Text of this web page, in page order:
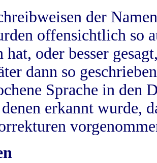
der
offensichtlich so
hat, oder besser
dann so
Sprache in
erkannt wurde,